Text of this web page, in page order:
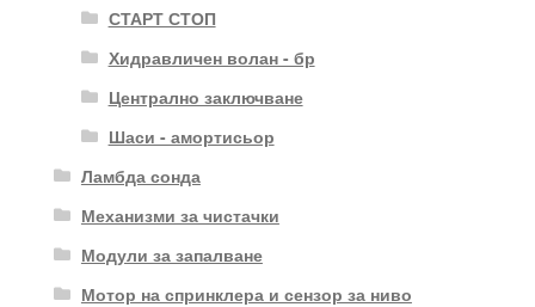
СТАРТ СТОП
Хидравличен волан - бр
Централно заключване
Шаси - амортисьор
Ламбда сонда
Механизми за чистачки
Модули за запалване
Мотор на спринклера и сензор за ниво